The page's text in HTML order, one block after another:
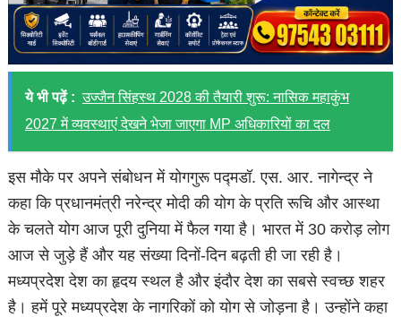
ये भी पढ़ें : उज्जैन सिंहस्थ 2028 की तैयारी शुरू: नासिक महाकुंभ
2027 में व्यवस्थाएं देखने भेजा जाएगा MP अधिकारियों का दल
इस मौके पर अपने संबोधन में योगगुरू पद्मडॉ. एस. आर. नागेन्द्र ने
कहा कि प्रधानमंत्री नरेन्द्र मोदी की योग के प्रति रूचि और आस्था
के चलते योग आज पूरी दुनिया में फैल गया है। भारत में 30 करोड़ लोग
आज से जुड़े हैं और यह संख्या दिनों-दिन बढ़ती ही जा रही है।
मध्यप्रदेश देश का हृदय स्थल है और इंदौर देश का सबसे स्वच्छ शहर
है। हमें पूरे मध्यप्रदेश के नागरिकों को योग से जोड़ना है। उन्होंने कहा